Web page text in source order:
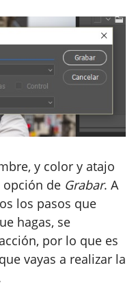
y color y atajo
opción de Grabar. A
los pasos que
hagas, se
por lo que es
vayas a realizar la